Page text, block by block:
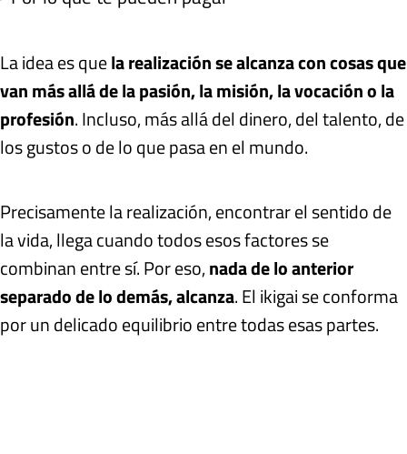
La idea es quela realización se alcanza con cosas que
van más allá de la pasión, la misión, la vocación o la
profesión. Incluso, más allá del dinero, del talento, de
los gustos o de lo que pasa en el mundo.
Precisamente la realización, encontrar el sentido de
la vida, llega cuando todos esos factores se
combinan entre sí. Por eso,nada de lo anterior
separado de lo demás, alcanza. El ikigai se conforma
por un delicado equilibrio entre todas esas partes.